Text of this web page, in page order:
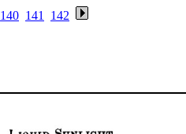
140 141 142